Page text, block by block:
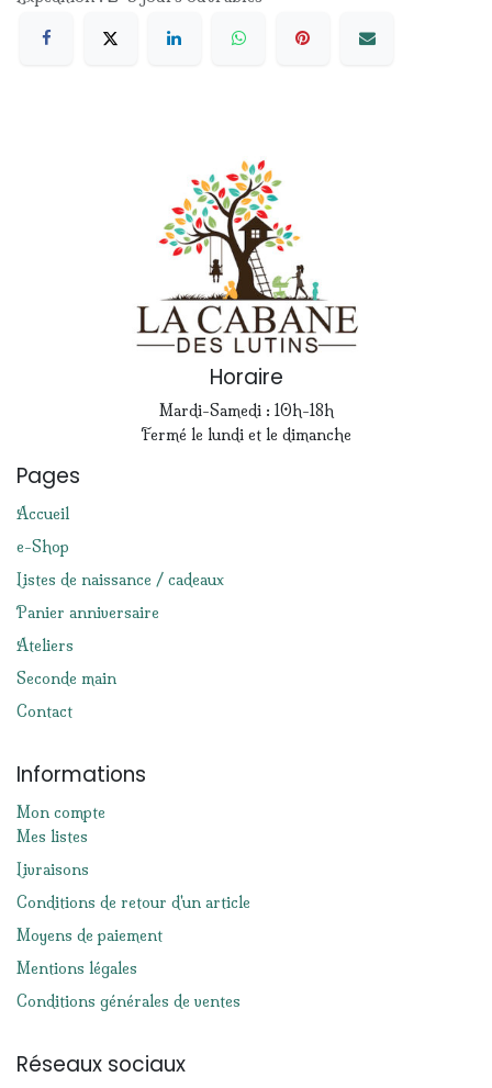
Horaire
Mardi-Samedi : 10h-18h
Fermé le lundi et le dimanche
Pages
Accueil
e-Shop
Listes de naissance / cadeaux
Panier anniversaire
Ateliers
Seconde main
Contact
Informations
Mon compte
Mes listes
Livraisons
Conditions de retour d'un article
Moyens de paiement
Mentions légales
Conditions générales de ventes
Réseaux sociaux